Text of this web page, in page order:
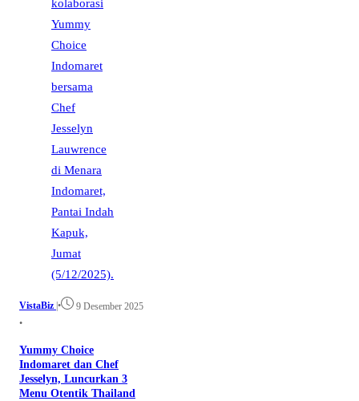
VistaBiz •
9 Desember 2025
•
Yummy Choice
Indomaret dan Chef
Jesselyn, Luncurkan 3
Menu Otentik Thailand